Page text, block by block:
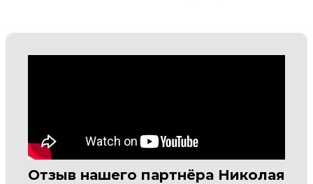
Отзыв нашего партнёра Николая